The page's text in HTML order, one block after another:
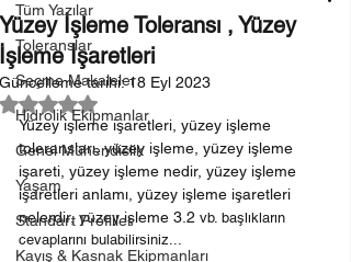
Tüm Yazılar
Toleranslar
Seçme Makaleler
Hidrolik Ekipmanlar
Genel Mühendislik
Yaşam
Standart Profiller
Kayış & Kasnak Ekipmanları
Yüzey İşleme Toleransı , Yüzey
İşleme İşaretleri
Güncelleme tarihi:18 Eyl 2023
5 üzerinden NaN yıldız
Yüzey işleme işaretleri, yüzey işleme
toleransları, yüzey işleme, yüzey işleme
işareti, yüzey işleme nedir, yüzey işleme
işaretleri anlamı, yüzey işleme işaretleri
nelerdir, yüzey işleme 3.2 vb. başlıkların
cevaplarını bulabilirsiniz...